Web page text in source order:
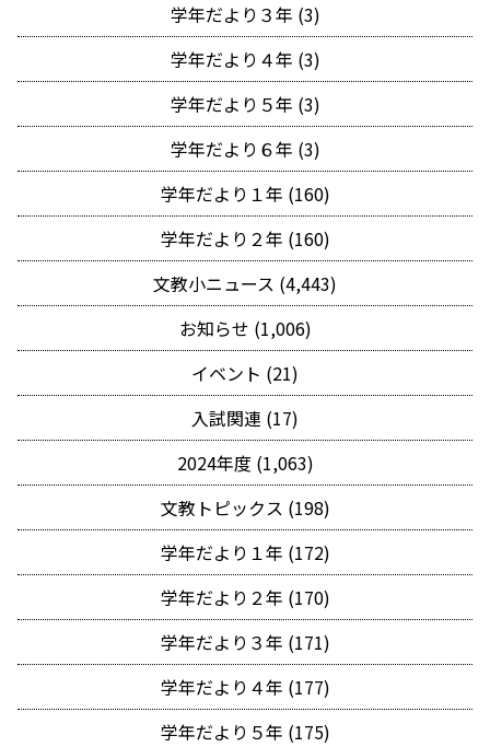
学年だより３年 (3)
学年だより４年 (3)
学年だより５年 (3)
学年だより６年 (3)
学年だより１年 (160)
学年だより２年 (160)
文教小ニュース (4,443)
お知らせ (1,006)
イベント (21)
入試関連 (17)
2024年度 (1,063)
文教トピックス (198)
学年だより１年 (172)
学年だより２年 (170)
学年だより３年 (171)
学年だより４年 (177)
学年だより５年 (175)